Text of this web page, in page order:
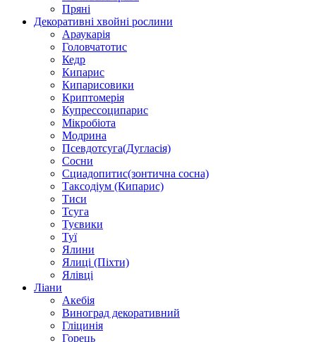
Пряні
Декоративні хвойні рослини
Араукарія
Головчатотис
Кедр
Кипарис
Кипарисовики
Криптомерія
Купрессоципарис
Мікробіота
Модрина
Псевдотсуга(Дугласія)
Сосни
Сциадопитис(зонтична сосна)
Таксодіум (Кипарис)
Тиси
Тсуга
Туєвики
Туї
Ялини
Ялиці (Піхти)
Ялівці
Ліани
Акебія
Виноград декоративний
Гліцинія
Горець